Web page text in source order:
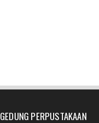
GEDUNG PERPUSTAKAAN